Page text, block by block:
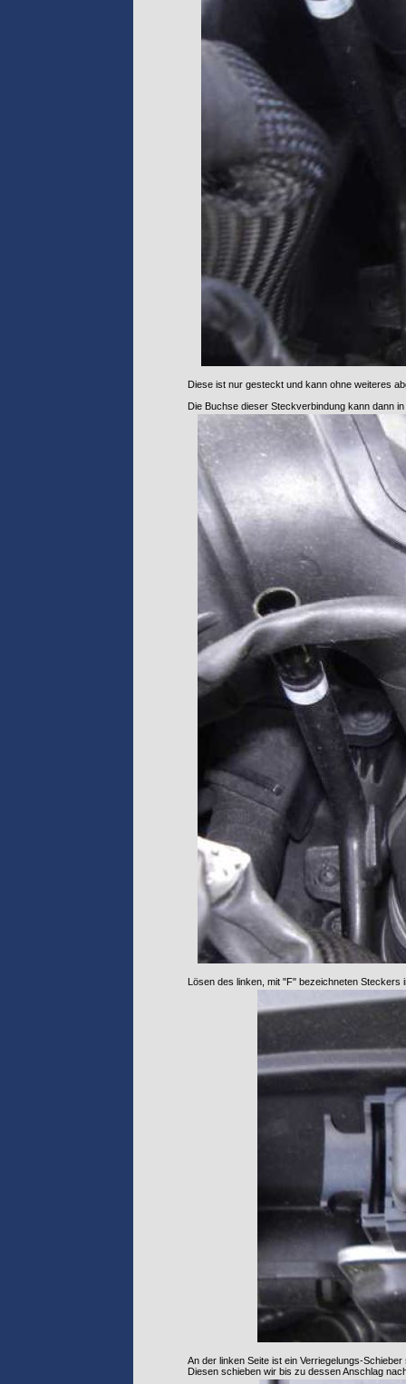
Diese ist nur gesteckt und kann ohne weiteres
Die Buchse dieser Steckverbindung kann dann
Lösen des linken, mit "F" bezeichneten Steckers
An der linken Seite ist ein Verriegelungs-Schieber
Diesen schieben wir bis zu dessen Anschlag